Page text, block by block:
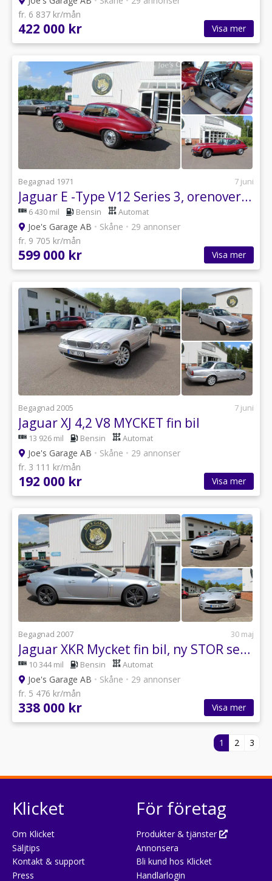
fr. 6 837 kr/mån
422 000 kr Visa mer
Begagnad 1971 7 juni
Jaguar E -Type V12 Series 3, orenoverad originalbil, mkt påkostad
6 430 mil Bensin Automat
Joe's Garage AB • Skåne • 29 annonser
fr. 9 705 kr/mån
599 000 kr Visa mer
Begagnad 2005 7 juni
Jaguar XJ 4,2 V8 MYCKET fin bil
13 926 mil Bensin Automat
Joe's Garage AB • Skåne • 29 annonser
fr. 3 111 kr/mån
192 000 kr Visa mer
Begagnad 2007 30 maj
Jaguar XKR Mycket fin bil, ny STOR service, 416 hk
10 344 mil Bensin Automat
Joe's Garage AB • Skåne • 29 annonser
fr. 5 476 kr/mån
338 000 kr Visa mer
1 2 3
Klicket
Om Klicket
Säljtips
Kontakt & support
Press
För företag
Produkter & tjänster
Annonsera
Bli kund hos Klicket
Handlarlogin